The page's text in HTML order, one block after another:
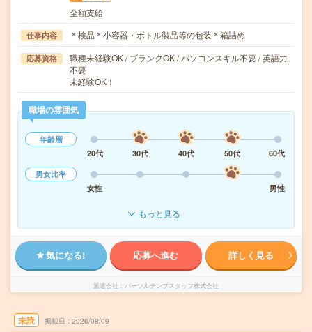
全額支給
仕事内容 ＊検品＊小容器・ボトル製品等の包装＊箱詰め
応募資格
職種未経験OK / ブランクOK / パソコンスキル不要 / 英語力
不要
未経験OK！
職場の雰囲気
年齢層
20代
30代 40代 50代
60代
男女比率
女性
男性
もっと見る
気になる! 応募へ進む 詳しく見る
派遣会社 パーソルテンプスタッフ株式会社
未読 掲載日 2026/08/09